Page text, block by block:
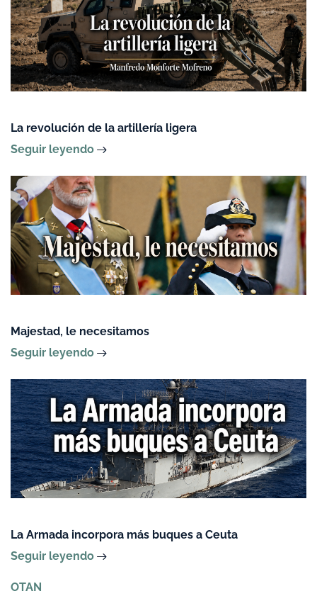
La revolución de la artillería ligera
Seguir leyendo
Majestad, le necesitamos
Seguir leyendo
La Armada incorpora más buques a Ceuta
Seguir leyendo
OTAN